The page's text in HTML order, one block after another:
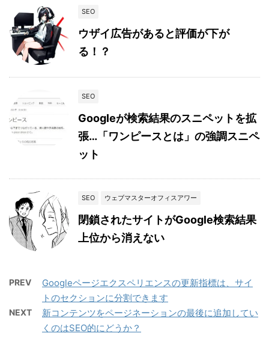
SEO
ウザイ広告があると評価が下が
る！？
SEO
Googleが検索結果のスニペットを拡
張…「ワンピースとは」の強調スニペ
ット
SEO ウェブマスターオフィスアワー
閉鎖されたサイトがGoogle検索結果
上位から消えない
PREV
Googleページエクスペリエンスの更新指標は、サイ
トのセクションに分割できます
NEXT
新コンテンツをページネーションの最後に追加してい
くのはSEO的にどうか？